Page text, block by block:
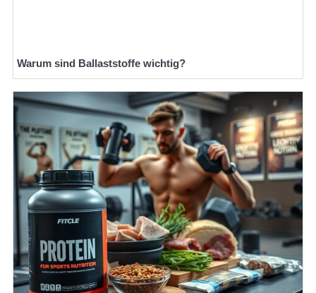
Warum sind Ballaststoffe wichtig?